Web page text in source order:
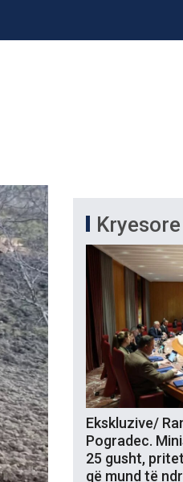
Kryesore
Ekskluzive/
Pogradec.
25 gusht,
që mund të